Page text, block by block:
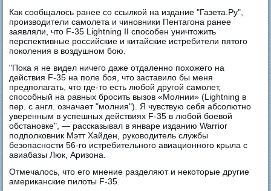
Как сообщалось ранее со ссылкой на издание "Газета.Ру",
производители самолета и чиновники Пентагона ранее
заявляли, что F-35 Lightning II способен уничтожить
перспективные российские и китайские истребители пятого
поколения в воздушном бою.
"Пока я не видел ничего даже отдаленно похожего на
действия F-35 на поле боя, что заставило бы меня
предполагать, что где-то есть любой другой самолет,
способный на равных бросить вызов «Молнии» (Lightning в
пер. с англ. означает "молния"). Я чувствую себя абсолютно
уверенным в успешных действиях F-35 в любой боевой
обстановке", — рассказывал в январе изданию Warrior
подполковник Мэтт Хайден, руководитель службы
безопасности 56-го истребительного авиационного крыла с
авиабазы Люк, Аризона.
Отмечалось, что его мнение разделяют и некоторые другие
американские пилоты F-35.